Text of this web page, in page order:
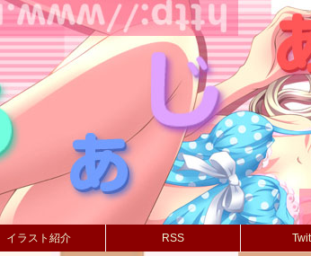
イラスト紹介 RSS